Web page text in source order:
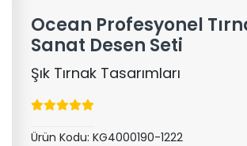
Ocean Profesyonel
Sanat Desen Seti
Şık Tırnak Tasarımları
Ürün Kodu: KG4000190-1222